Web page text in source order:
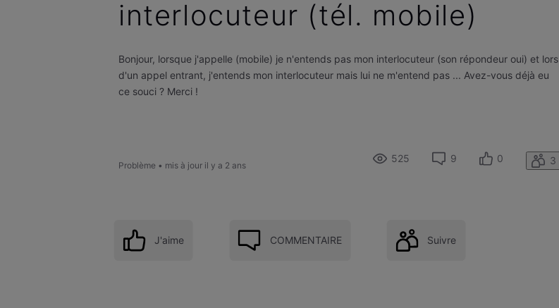
interlocuteur (tél. mobile)
Bonjour, lorsque j'appelle (mobile) je n'entends pas mon interlocuteur (son répondeur oui) et lors
d'un appel entrant, j'entends mon interlocuteur mais lui ne m'entend pas ... Avez-vous déjà eu
ce souci ? Merci !
Problème • mis à jour il y a 2 ans
525 9 0 3
J'aime COMMENTAIRE Suivre